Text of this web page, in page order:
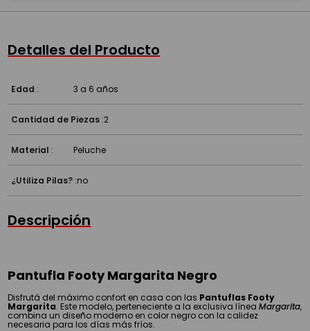
Detalles del Producto
Edad : 3 a 6 años
Cantidad de Piezas :2
Material : Peluche
¿Utiliza Pilas? :no
Descripción
Pantufla Footy Margarita Negro
Disfrutá del máximo confort en casa con las Pantuflas Footy
Margarita. Este modelo, perteneciente a la exclusiva líneaMargarita,
combina un diseño moderno en color negro con la calidez
necesaria para los días más fríos.